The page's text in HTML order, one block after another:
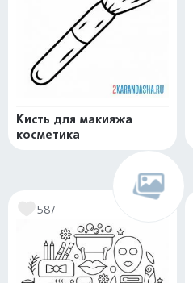
Кисть для макияжа
косметика
587